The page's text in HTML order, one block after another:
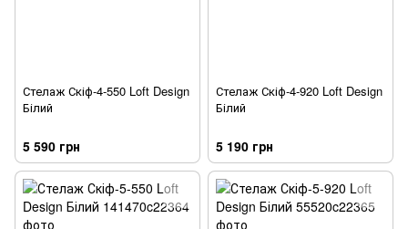
Стелаж Скіф-4-550 Loft Design
Білий
5 590 грн
Стелаж Скіф-4-920 Loft Design
Білий
5 190 грн